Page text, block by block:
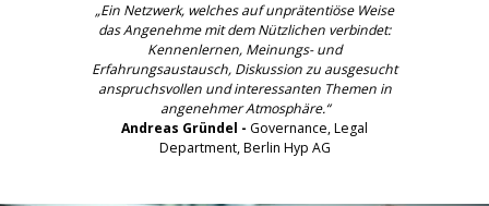
„Ein Netzwerk, welches auf unprätentiöse Weise
das Angenehme mit dem Nützlichen verbindet:
Kennenlernen, Meinungs- und
Erfahrungsaustausch, Diskussion zu ausgesucht
anspruchsvollen und interessanten Themen in
angenehmer Atmosphäre.“
Andreas Gründel - Governance, Legal
Department, Berlin Hyp AG